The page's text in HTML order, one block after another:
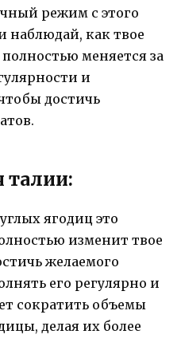
режим с этого
наблюдай, как твое
меняется за
и
достичь
талии:
ягодиц это
изменит твое
желаемого
его регулярно и
сократить объемы
делая их более